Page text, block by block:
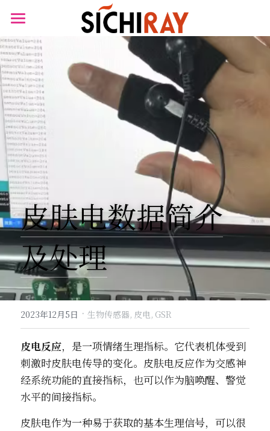
首页
产品商城
产品知识库
BLOG
B站视频
关于我们
搜索
皮肤电数据简介
及处理
2023年12月5日 · 生物传感器, 皮电, GSR
皮电反应，是一项情绪生理指标。它代表机体受到
刺激时皮肤电传导的变化。皮肤电反应作为交感神
经系统功能的直接指标，也可以作为脑唤醒、警觉
水平的间接指标。
皮肤电作为一种易于获取的基本生理信号，可以很
商品分类
可穿戴设备
生物传感器